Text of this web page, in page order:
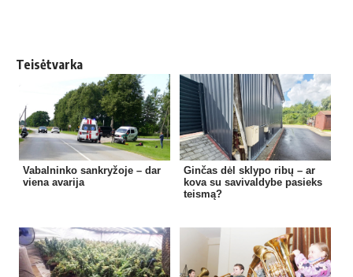
Teisėtvarka
Vabalninko sankryžoje – dar
viena avarija
Ginčas dėl sklypo ribų – ar
kova su savivaldybe pasieks
teismą?